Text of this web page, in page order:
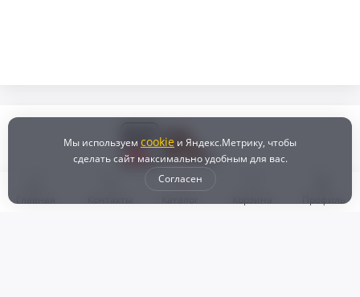
Мы используем cookie и Яндекс.Метрику, чтобы
сделать сайт максимально удобным для вас.
Согласен